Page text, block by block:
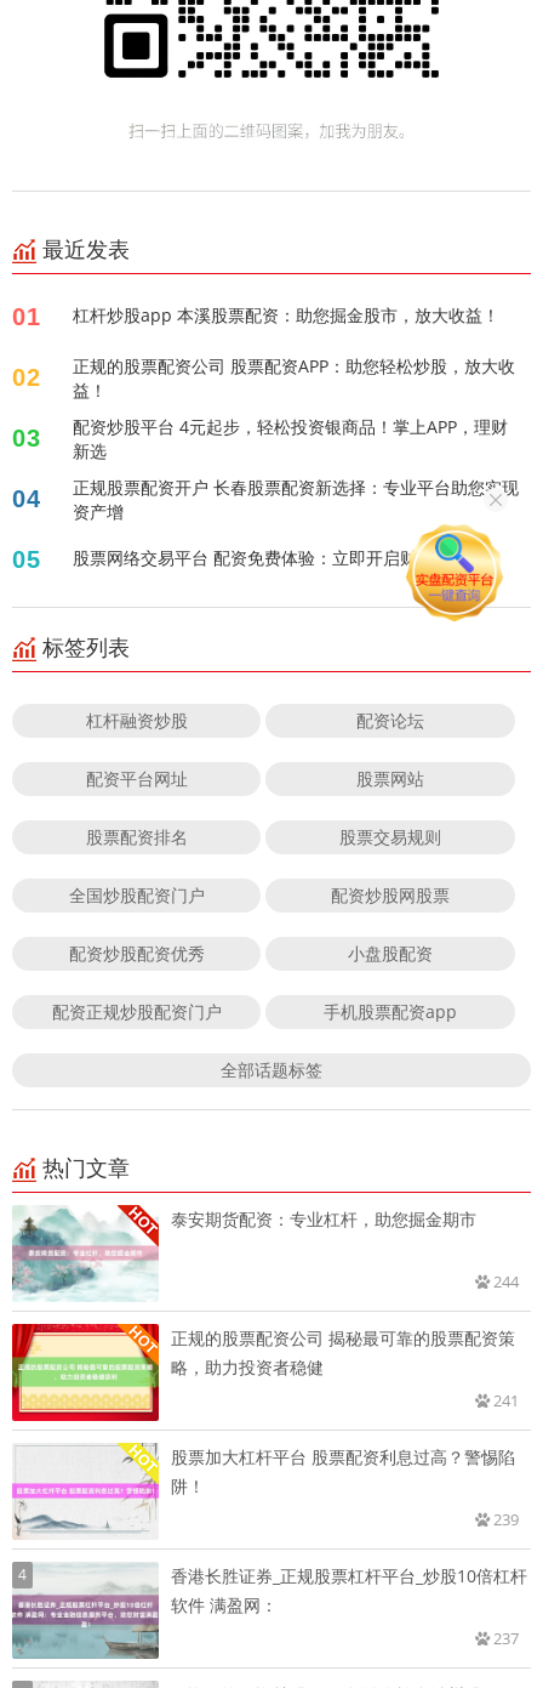
最近发表
01 杠杆炒股app 本溪股票配资：助您掘金股市，放大收益！
02
正规的股票配资公司 股票配资APP：助您轻松炒股，放大收
益！
03
配资炒股平台 4元起步，轻松投资银商品！掌上APP，理财
新选
04
正规股票配资开户 长春股票配资新选择：专业平台助您实现
资产增
05 股票网络交易平台 配资免费体验：立即开启财富增值！
标签列表
杠杆融资炒股 配资论坛
配资平台网址 股票网站
股票配资排名 股票交易规则
全国炒股配资门户 配资炒股网股票
配资炒股配资优秀 小盘股配资
配资正规炒股配资门户 手机股票配资app
全部话题标签
热门文章
泰安期货配资：专业杠杆，助您掘金期市
244
正规的股票配资公司 揭秘最可靠的股票配资策
略，助力投资者稳健
241
股票加大杠杆平台 股票配资利息过高？警惕陷
阱！
239
4
香港长胜证券_正规股票杠杆平台_炒股10倍杠杆
软件 满盈网：
237